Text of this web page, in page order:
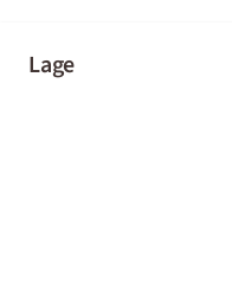
Lage